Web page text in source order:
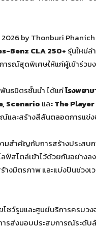
by Thonburi
Benz CLA 250+ รุ่นใหม่ล่
รณ์สุดพิเศษให้แก่ผู้เข้าร่วม
นธมิตรชั้นนำ ได้แก่โรงพยา
Scenario และThe
ณ์และสร้างสีสันตลอดการแข่
มสำคัญกับการสร้างประส
ฟ์สไตล์เข้าไว้ด้วยกันอย่างล
งมิตรภาพ และแบ่งปันช่วงเ
ชว์รูมและศูนย์บริการครบวง
ารส่งมอบประสบการณ์ระดั